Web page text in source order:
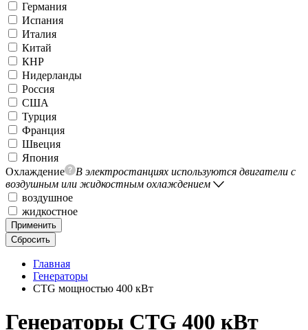
Германия
Испания
Италия
Китай
КНР
Нидерланды
Россия
США
Турция
Франция
Швеция
Япония
Охлаждение
В электростанциях используются двигатели с
воздушным или жидкостным охлаждением
воздушное
жидкостное
Применить
Сбросить
Главная
Генераторы
CTG мощностью 400 кВт
Генераторы CTG 400 кВт